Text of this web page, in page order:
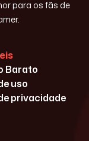
para os fãs de
Barato
uso
privacidade